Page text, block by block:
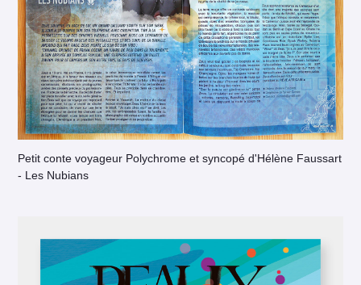
Petit conte voyageur Polychrome et syncopé d'Hélène Faussart
- Les Nubians